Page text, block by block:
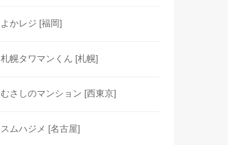
よかレジ [福岡]
札幌タワマンくん [札幌]
むさしのマンション [西東京]
スムハジメ [名古屋]